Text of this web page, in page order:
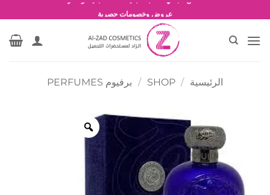
للمحتوى
شحن مجاني للطلبات بقيمة 1500 جنية أو أكثر
عروض وخصومات حصرية
الرئيسية /
SHOP
/ برفيوم PERFUMES